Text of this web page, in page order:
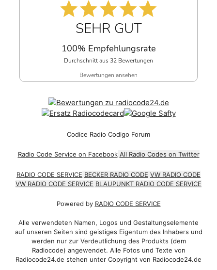
SEHR GUT
100% Empfehlungsrate
Durchschnitt aus 32 Bewertungen
Bewertungen ansehen
Codice Radio Codigo Forum
Radio Code Service on Facebook All Radio Codes on Twitter
RADIO CODE SERVICE BECKER RADIO CODE VW RADIO CODE
VW RADIO CODE SERVICE BLAUPUNKT RADIO CODE SERVICE
Powered by RADIO CODE SERVICE
Alle verwendeten Namen, Logos und Gestaltungselemente
auf unseren Seiten sind geistiges Eigentum des Inhabers und
werden nur zur Verdeutlichung des Produkts (dem
Radiocode) angewendet. Alle Fotos und Texte von
Radiocode24.de stehen unter Copyright von Radiocode24.de